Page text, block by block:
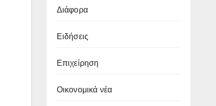
Διάφορα
Ειδήσεις
Επιχείρηση
Οικονομικά νέα